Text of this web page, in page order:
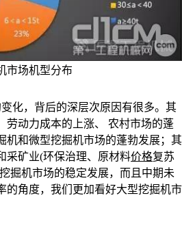
市场机型分布
化，背后的深层次原因有很多。其
劳动力成本的上涨、 农村市场的蓬
机和微型挖掘机市场的蓬勃发展；其
采矿业(环保治理、原材料价格复苏
掘机市场的稳定发展，而且中期未
的角度，我们更加看好大型挖掘机市